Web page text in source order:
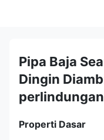
Pipa Baja
Dingin
Properti Dasar